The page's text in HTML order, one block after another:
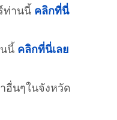
ท่านนี้ คลิกที่นี่
นี้ คลิกที่นี่เลย
อื่นๆในจังหวัด